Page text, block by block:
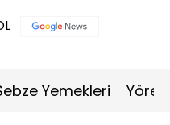
Yemekleri